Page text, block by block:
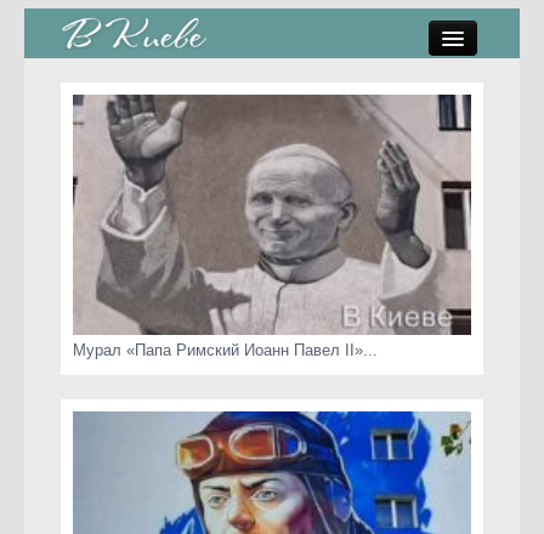
стрит-арт
коты Киева
скамейки
часы Киева
Мурал «Папа Римский Иоанн Павел II»...